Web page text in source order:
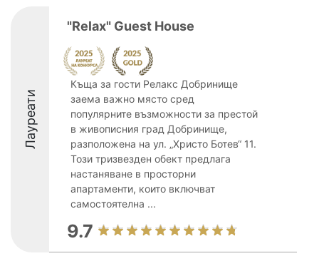
Лауреати
"Relax" Guest House
Къща за гости Релакс Добринище
заема важно място сред
популярните възможности за престой
в живописния град Добринище,
разположена на ул. „Христо Ботев“ 11.
Този тризвезден обект предлага
настаняване в просторни
апартаменти, които включват
самостоятелна ...
9.7